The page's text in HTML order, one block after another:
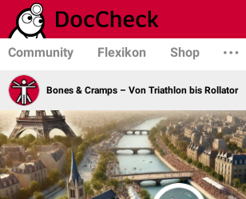
Community Flexikon Shop
Bones & Cramps – Von Triathlon bis Rollator